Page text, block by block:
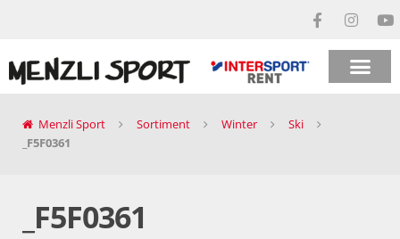
Menzli Sport Sortiment Winter
Ski
_F5F0361
_F5F0361